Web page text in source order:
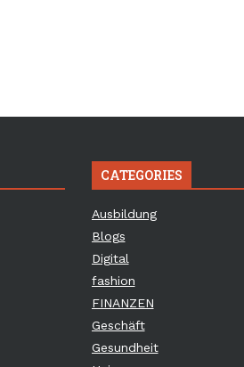
CATEGORIES
Ausbildung
Blogs
Digital
fashion
FINANZEN
Geschäft
Gesundheit